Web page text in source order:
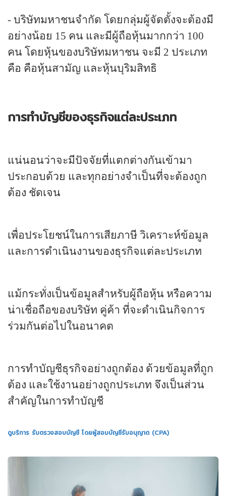
- บริษัทมหาชนจำกัด โดยกลุ่มผู้จัดตั้งจะต้องมี
อย่างน้อย 15 คน และมีผู้ถือหุ้นมากกว่า 100
คน โดยหุ้นของบริษัทมหาชน จะมี 2 ประเภท
คือ คือหุ้นสามัญ และหุ้นบุริมสิทธิ
การทำบัญชีของธุรกิจแต่ละประเภท
แน่นอนว่าจะมีปัจจัยที่แตกต่างกันเข้ามา
ประกอบด้วย และทุกอย่างจำเป็นที่จะต้องถูก
ต้อง ชัดเจน
เพื่อประโยชน์ในการเสียภาษี วิเคราะห์ข้อมูล
และการดำเนินงานของธุรกิจแต่ละประเภท
แม้กระทั่งเป็นข้อมูลสำหรับผู้ถือหุ้น หรือความ
น่าเชื่อถือของบริษัท คู่ค้า ที่จะดำเนินกิจการ
ร่วมกันต่อไปในอนาคต
การทำบัญชีธุรกิจอย่างถูกต้อง ด้วยข้อมูลที่ถูก
ต้อง และใช้งานอย่างถูกประเภท จึงเป็นส่วน
สำคัญในการทำบัญชี
ดูบริการ รับตรวจสอบบัญชี โดยผู้สอบบัญชีรับอนุญาต (CPA)